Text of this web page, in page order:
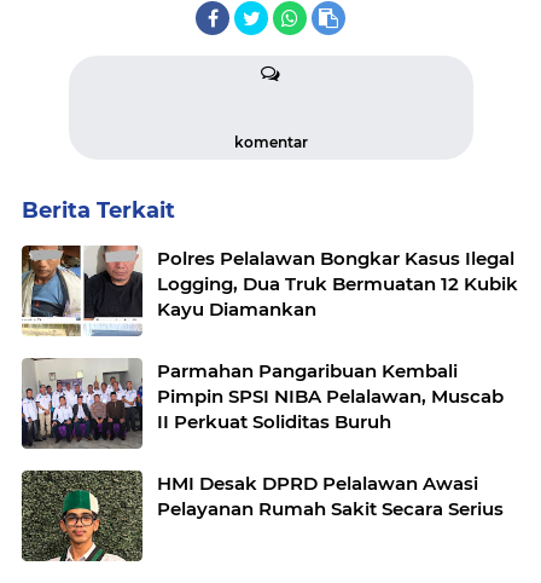
komentar
Berita Terkait
Polres Pelalawan Bongkar Kasus Ilegal
Logging, Dua Truk Bermuatan 12 Kubik
Kayu Diamankan
Parmahan Pangaribuan Kembali
Pimpin SPSI NIBA Pelalawan, Muscab
II Perkuat Soliditas Buruh
HMI Desak DPRD Pelalawan Awasi
Pelayanan Rumah Sakit Secara Serius